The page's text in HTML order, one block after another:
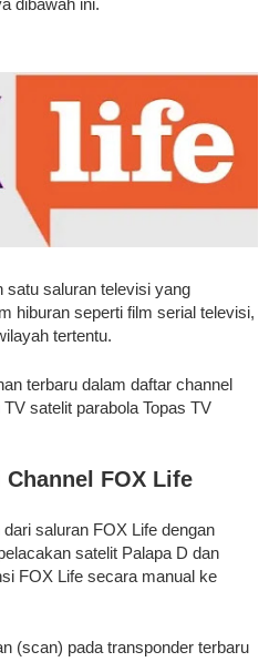
satu saluran televisi yang
hiburan seperti film serial televisi,
tertentu.
terbaru dalam daftar channel
satelit parabola Topas TV
FOX Life
saluran FOX Life dengan
satelit Palapa D dan
FOX Life secara manual ke
(scan) pada transponder terbaru